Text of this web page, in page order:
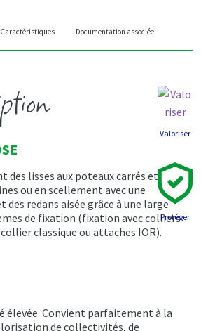
Caractéristiques Documentation associée
Valoriser
Protéger
des lisses aux poteaux carrés et
ou en scellement avec une
des redans aisée grâce à une large
de fixation (fixation avec colliers
classique ou attaches IOR).
élevée. Convient parfaitement à la
de collectivités, de